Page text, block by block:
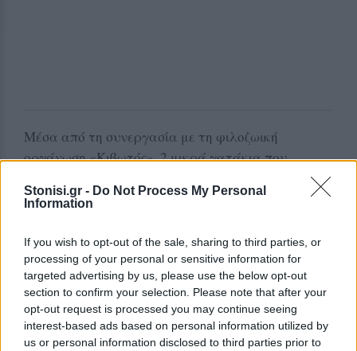
Stonisi.gr - Do Not Process My Personal
Information
If you wish to opt-out of the sale, sharing to third parties, or
processing of your personal or sensitive information for
targeted advertising by us, please use the below opt-out
section to confirm your selection. Please note that after your
opt-out request is processed you may continue seeing
interest-based ads based on personal information utilized by
us or personal information disclosed to third parties prior to
Μέσα από τη συνεργασία με τη φιλοζωική
οργάνωση «Κιβωτός», 2 μικρά γατάκια που
γεννήθηκαν στον χώρο του σχολείου βρήκαν νέα
σπίτια μέσω υπεύθυνων υιοθεσιών.
φιλοξενούνται πλέον σε ασφαλές και φροντισμένο
περιβάλλον, με τη διαδικασία της υιοθεσίας να
λειτουργεί και ως σημαντικό μάθημα για τους
μαθητές σχετικά με τη σημασία της υπεύθυνης
στάσης απέναντι στα ζώα.